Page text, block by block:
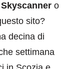
o
sito?
decina di
settimana